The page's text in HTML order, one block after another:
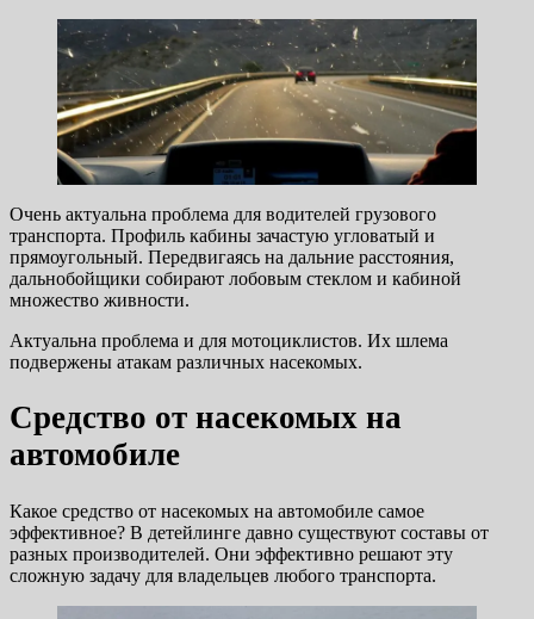
Очень актуальна проблема для водителей грузового
транспорта. Профиль кабины зачастую угловатый и
прямоугольный. Передвигаясь на дальние расстояния,
дальнобойщики собирают лобовым стеклом и кабиной
множество живности.
Актуальна проблема и для мотоциклистов. Их шлема
подвержены атакам различных насекомых.
Средство от насекомых на
автомобиле
Какое средство от насекомых на автомобиле самое
эффективное? В детейлинге давно существуют составы от
разных производителей. Они эффективно решают эту
сложную задачу для владельцев любого транспорта.